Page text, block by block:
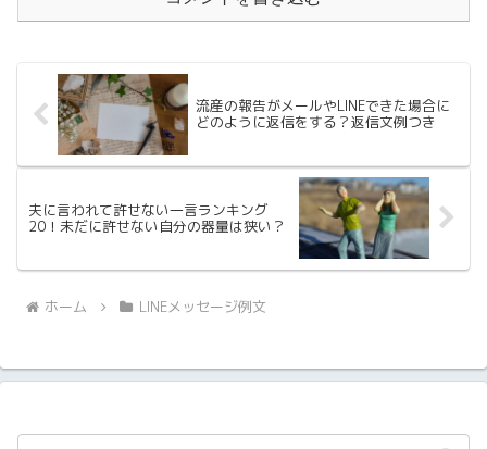
流産の報告がメールやLINEできた場合に
どのように返信をする？返信文例つき
夫に言われて許せない一言ランキング
20！未だに許せない自分の器量は狭い？
ホーム LINEメッセージ例文